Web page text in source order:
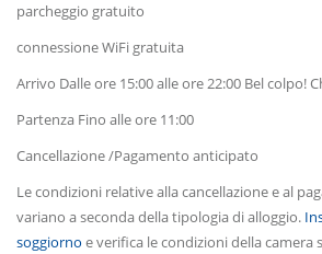
parcheggio gratuito
connessione WiFi gratuita
Arrivo Dalle ore 15:00 alle ore 22:00 Bel colpo!
Partenza Fino alle ore 11:00
Cancellazione /Pagamento anticipato
Le condizioni relative alla cancellazione e al
variano a seconda della tipologia di alloggio.
soggiorno e verifica le condizioni della camera